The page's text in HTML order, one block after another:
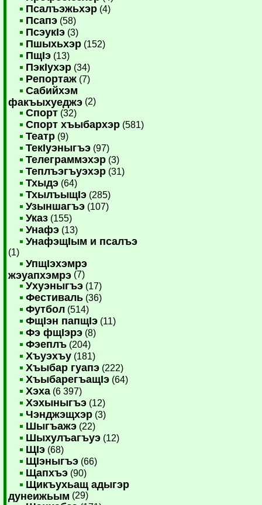
Псалъэжьхэр (4)
Псапэ (58)
ПсэукIэ (3)
Пшыхьхэр (152)
ПщIэ (13)
ПэкIухэр (34)
Репортаж (7)
Сабийхэм
факъыхуеджэ (2)
Спорт (32)
Спорт хъыбархэр (581)
Театр (9)
ТекIуэныгъэ (97)
Телеграммэхэр (3)
Теплъэгъуэхэр (31)
Тхыдэ (64)
ТхылъыщIэ (285)
Узыншагъэ (107)
Указ (155)
Унафэ (13)
УнафэщIым и псалъэ
(1)
УпщIэхэмрэ
жэуапхэмрэ (7)
Ухуэныгъэ (17)
Фестиваль (36)
Футбол (514)
ФщIэн папщIэ (11)
Фэ фщIэрэ (8)
Фэеплъ (204)
Хъуэхъу (181)
Хъыбар гуапэ (222)
ХъыбарегъащIэ (64)
Хэха (6 397)
Хэхыныгъэ (12)
Чэнджэщхэр (3)
Шыгъажэ (22)
Шыхулъагъуэ (12)
ЩIэ (68)
ЩIэныгъэ (66)
Щапхъэ (90)
Щикъухьащ адыгэр
дунеижьым (29)